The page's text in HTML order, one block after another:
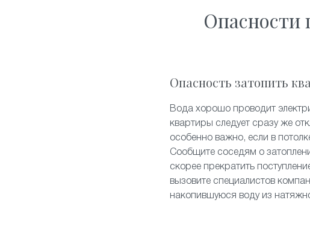
Опасности
Опасность затопить
Вода хорошо проводит
квартиры следует сразу же
особенно важно, если в
Сообщите соседям о
скорее прекратить
вызовите специалистов
накопившуюся воду из